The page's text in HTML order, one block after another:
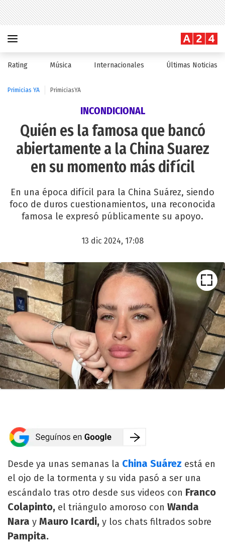
Rating Música Internacionales Últimas Noticias
Primicias YA PrimiciasYA
INCONDICIONAL
Quién es la famosa que bancó
abiertamente a la China Suarez
en su momento más difícil
En una época difícil para la China Suárez, siendo
foco de duros cuestionamientos, una reconocida
famosa le expresó públicamente su apoyo.
13 dic 2024, 17:08
Desde ya unas semanas la China Suárez está en
el ojo de la tormenta y su vida pasó a ser una
escándalo tras otro desde sus videos con Franco
Colapinto, el triángulo amoroso con Wanda
Nara y Mauro Icardi, y los chats filtrados sobre
Pampita.